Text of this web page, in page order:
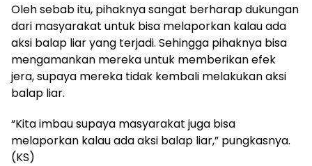
Oleh sebab itu, pihaknya sangat berharap dukungan
dari masyarakat untuk bisa melaporkan kalau ada
aksi balap liar yang terjadi. Sehingga pihaknya bisa
mengamankan mereka untuk memberikan efek
jera, supaya mereka tidak kembali melakukan aksi
balap liar.
“Kita imbau supaya masyarakat juga bisa
melaporkan kalau ada aksi balap liar,” pungkasnya.
(KS)